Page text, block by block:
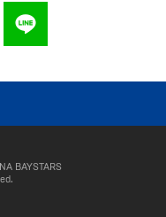
BAYSTARS